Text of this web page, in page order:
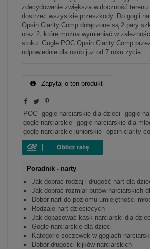
zdecydowanie zwiększa widoczność terenu
dostrzec wszystkie przeszkody. Do gogli
Opsin Clarity Comp dołączone są 2 pary
oraz 2, które można wymieniać w
stoku. Gogle POC Opsin Clarity Comp
odpowiednie dla osób już od 7 roku życia.
Zapytaj o ten produkt
POC gogle narciarskie dla dzieci
gogle
gogle narciarskie
gogle narciarskie dla
gogle narciarskie juniorskie
opsin clarity
Poradnik - narty
Jak dobrać rodzaj i długość nart dla
Jak dobrać rozmiar butów narciarskich
Dobór nart do poziomu umiejętności
Rodzaje nart dziecięcych
Jak dopasować kask narciarski dla
Gogle narciarskie dla dzieci
Kategorie soczewek w goglach
Dobór długości kijków narciarskich